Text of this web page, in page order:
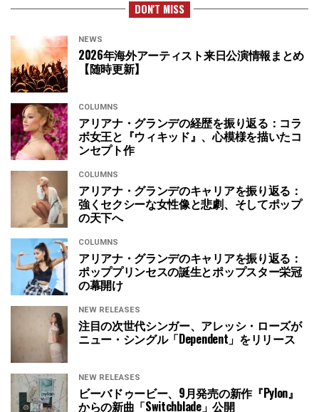
DON'T MISS
NEWS
2026年海外アーティスト来日公演情報まとめ
【随時更新】
COLUMNS
アリアナ・グランデの経歴を振り返る：コラ
ボ女王と『ウィキッド』、心模様を描いたコ
ンセプト作
COLUMNS
アリアナ・グランデのキャリアを振り返る：
強くセクシーな女性像と悲劇、そしてポップ
の天下へ
COLUMNS
アリアナ・グランデのキャリアを振り返る：
ポッププリンセスの誕生とポップスター栄冠
の幕開け
NEW RELEASES
注目の次世代シンガー、アレッシ・ローズが
ニュー・シングル「Dependent」をリリース
NEW RELEASES
ビーバドゥービー、9月発売の新作『Pylon』
からの新曲「Switchblade」公開